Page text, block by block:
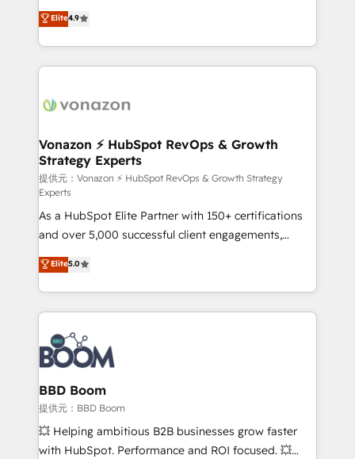
HubSpot dans votre organisation. Pour toute
question technique ou besoin de structuration de
B2B à travers l’acquisition de nouveaux clients,
l'intégration CRM et le développement des revenus
auprès de vos comptes existants. En France et à
l'international, nous travaillons avec des ETI
delà d’une simple transformation digitale et des
➤ L’intégration de CRM et de méthodologie RevOps
pour aligner les équipes marketing, commerciales et
support client (data migration, synchronisation API,
audit et maintenance) ➤ La création de sites internet
de conversion qui transforment les visiteurs en
opportunités d'affaires ➤ La mise en place de
stratégies d'acquisition marketing (SEO, SEA,
inbound, automatisation marketing, ABM, IA,
emailing) Informations clés : - 10 ans d'expérience -
100+ intégrations CRM HubSpot réussies - 40
experts conseil - 150 certifications HubSpot
cumulées
Elite4.9
Vonazon ⚡ HubSpot RevOps & Growth
Strategy Experts
提供元：Vonazon ⚡ HubSpot RevOps & Growth Strategy
Experts
As a HubSpot Elite Partner with 150+ certifications
and over 5,000 successful client engagements,
Vonazon turns marketing complexity into
measurable, scalable growth. From onboarding to
enterprise-grade campaigns, our in-house team
builds scalable strategies that drive long-term
revenue. ⚙️ HubSpot Integration & Optimization •
Seamless CRM, CMS, and automation setup •
Complex platform migrations and data cleanups •
Custom APIs and third-party integrations 📈 End-to-
End Revenue Acceleration • Lifecycle marketing and
pipeline growth programs • Sales enablement tools
and CRM optimization • Retention strategies with
Elite5.0
BBD Boom
提供元：BBD Boom
💥 Helping ambitious B2B businesses grow faster
with HubSpot. Performance and ROI focused. 💥